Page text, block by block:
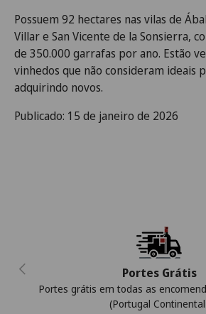
Possuem 92 hectares nas vilas de
Villar e San Vicente de la Sonsierra,
de 350.000 garrafas por ano. Estão
vinhedos que não consideram ideais
adquirindo novos.
Publicado: 15 de janeiro de 2026
Anterior Portes Grátis
Portes grátis em todas as
(Portugal